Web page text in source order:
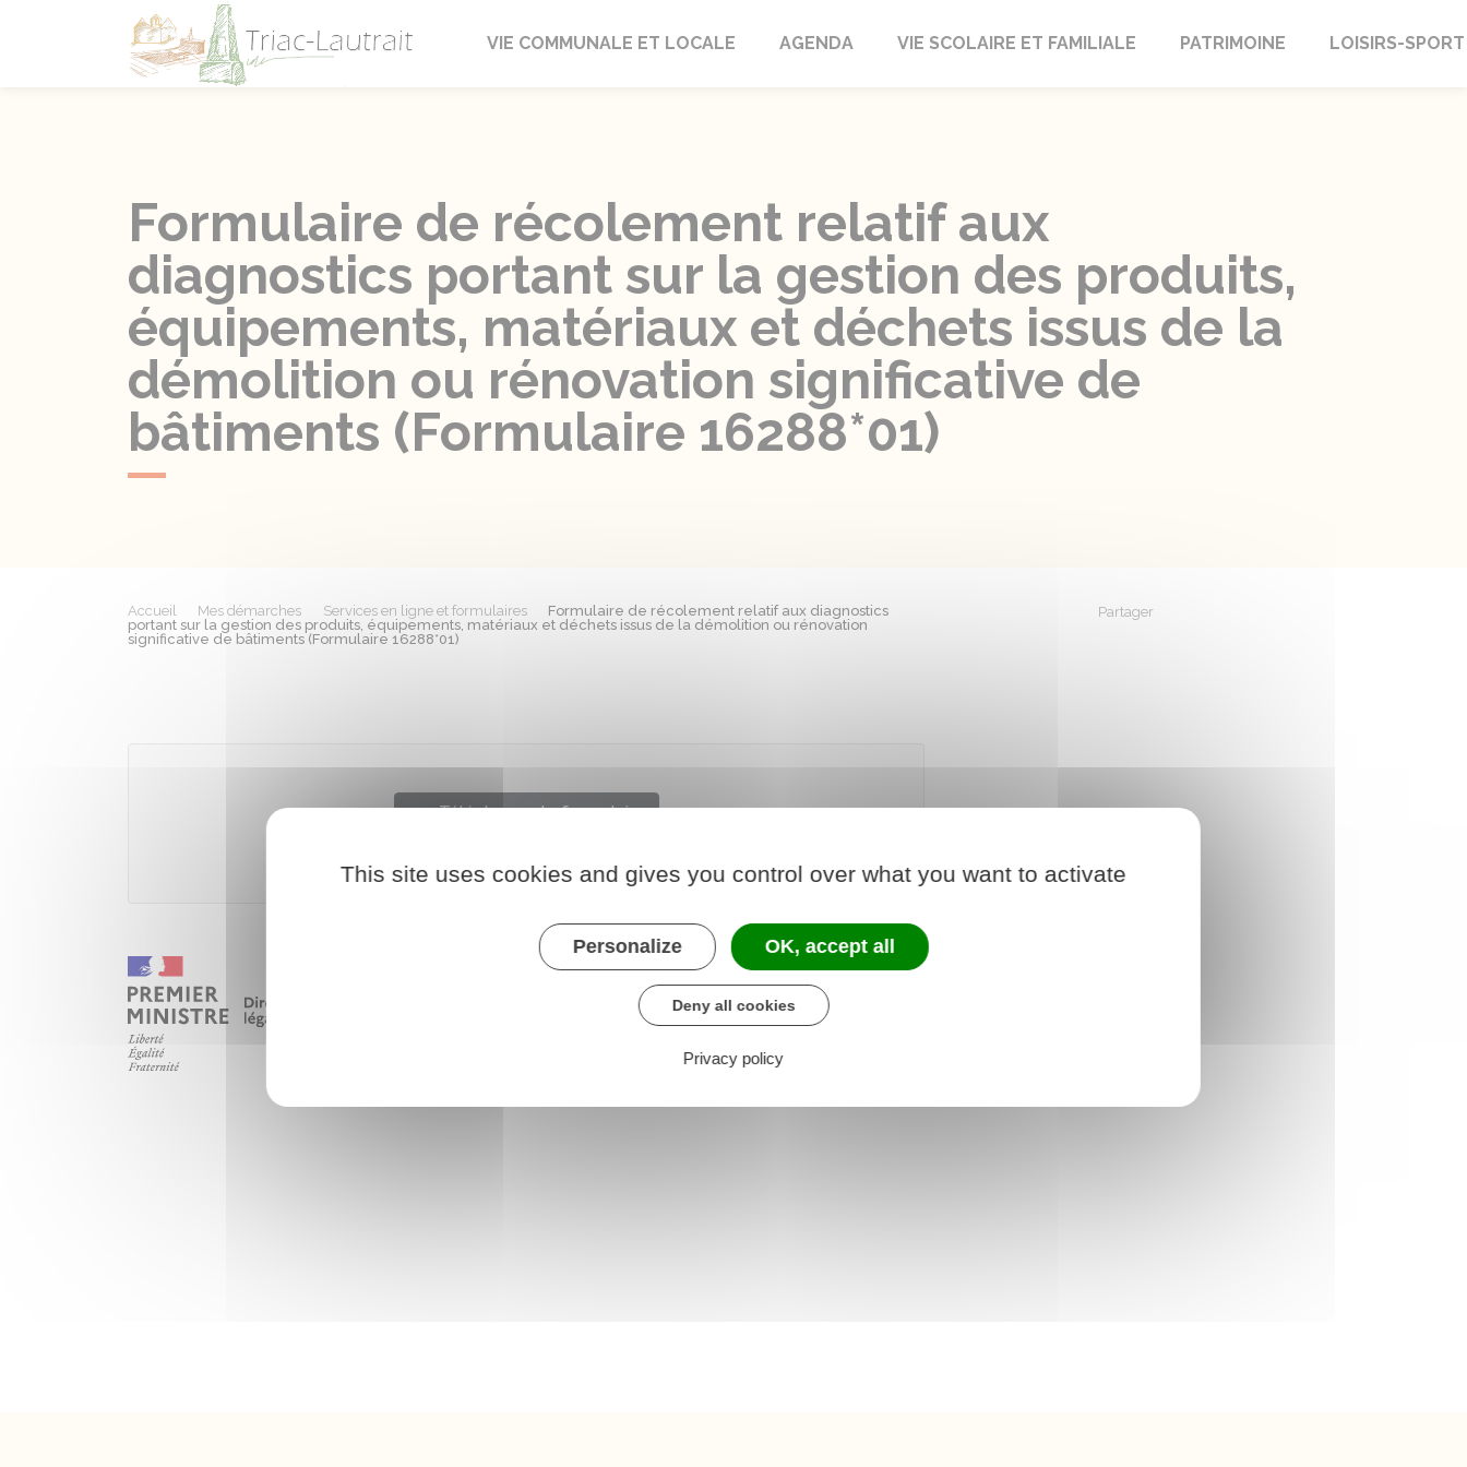
Triac-Lautrait
VIE COMMUNALE ET LOCALE AGENDA VIE SCOLAIRE ET FAMILIALE PATRIMOINE LOISIRS-SPORT
Formulaire de récolement relatif aux
diagnostics portant sur la gestion des produits,
équipements, matériaux et déchets issus de la
démolition ou rénovation significative de
bâtiments (Formulaire 16288*01)
Accueil Mes démarches Services en ligne et formulaires
Formulaire de récolement relatif aux diagnostics
portant sur la gestion des produits, équipements, matériaux et déchets issus de la démolition ou rénovation
significative de bâtiments (Formulaire 16288*01)
Partager
Télécharger le formulaire
Ministère chargé de l'environnement
This site uses cookies and gives you control over what you want to activate
Personalize OK, accept all
Deny all cookies
Privacy policy